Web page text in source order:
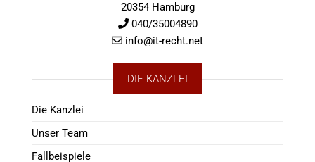
20354 Hamburg
040/35004890
info@it-recht.net
DIE KANZLEI
Die Kanzlei
Unser Team
Fallbeispiele